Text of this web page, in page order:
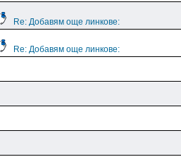
Re: Добавям още линкове:
Re: Добавям още линкове: